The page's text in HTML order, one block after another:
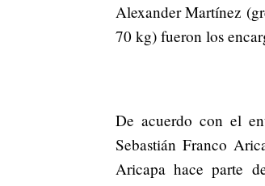
Alexander Martínez
70 kg) fueron los
De acuerdo con el
Sebastián Franco
Aricapa hace parte